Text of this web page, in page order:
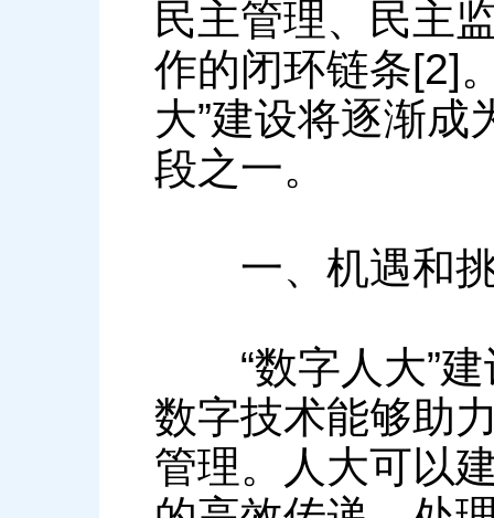
民主管理、民主
作的闭环链条[2]
大”建设将逐渐
段之一。
一、机遇和
“数字人大”建
数字技术能够助
管理。人大可以